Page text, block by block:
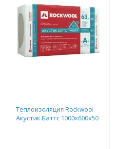
Теплоизоляция Rockwool
Акустик Баттс 1000х600х50